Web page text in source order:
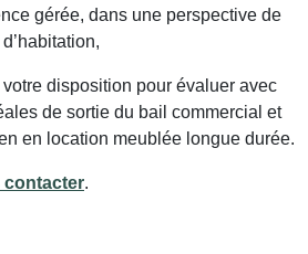
gérée, dans une perspective de
disposition pour évaluer avec
de sortie du bail commercial et
en location meublée longue durée.
contacter.